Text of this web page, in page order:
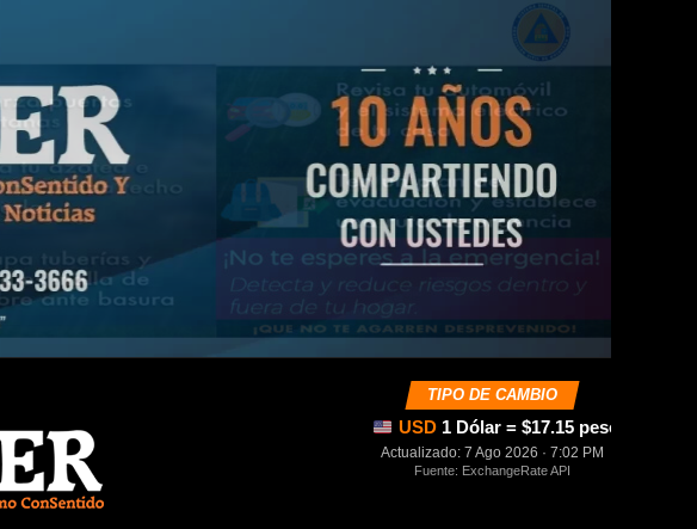
TIPO DE CAMBIO
USD 1 Dólar = $17.15 pesos
Actualizado: 7 Ago 2026 · 7:02 PM
Fuente: ExchangeRate API